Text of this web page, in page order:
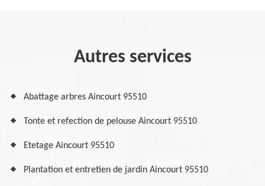
Autres services
Abattage arbres Aincourt 95510
Tonte et refection de pelouse Aincourt 95510
Etetage Aincourt 95510
Plantation et entretien de jardin Aincourt 95510